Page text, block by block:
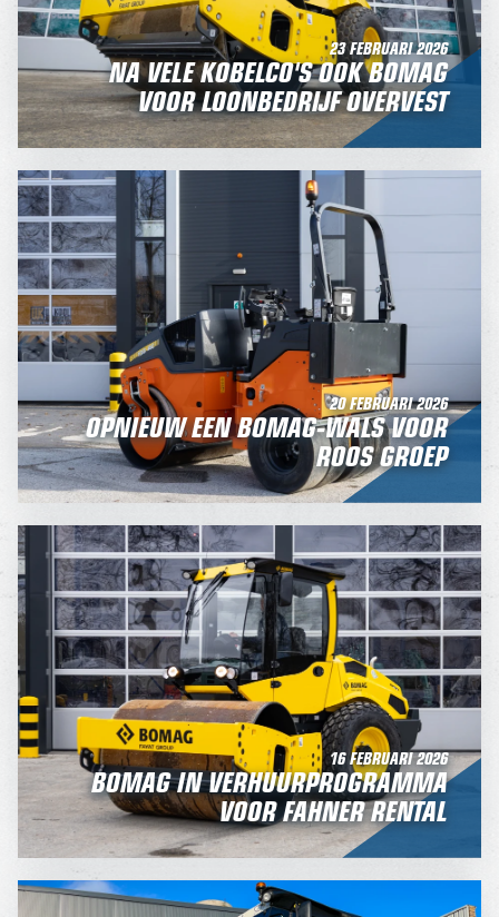
23 FEBRUARI 2026
NA VELE KOBELCO'S OOK BOMAG
VOOR LOONBEDRIJF OVERVEST
20 FEBRUARI 2026
OPNIEUW EEN BOMAG-WALS VOOR
ROOS GROEP
16 FEBRUARI 2026
BOMAG IN VERHUURPROGRAMMA
VOOR FAHNER RENTAL